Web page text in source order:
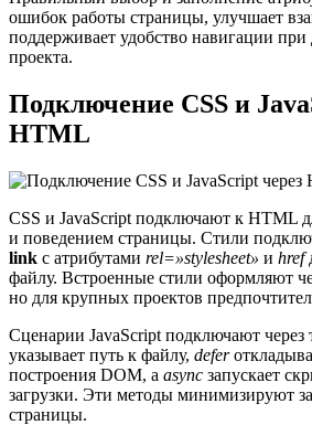
ошибок работы страницы, улучшает
поддерживает удобство навигации
проекта.
Подключение CSS и
HTML
CSS и JavaScript подключают к HTML
и поведением страницы. Стили
link с атрибутами rel=»stylesheet» и href
файлу. Встроенные стили оформляют
но для крупных проектов
Сценарии JavaScript подключают через
указывает путь к файлу, defer
построения DOM, а async запускает
загрузки. Эти методы минимизируют
страницы.